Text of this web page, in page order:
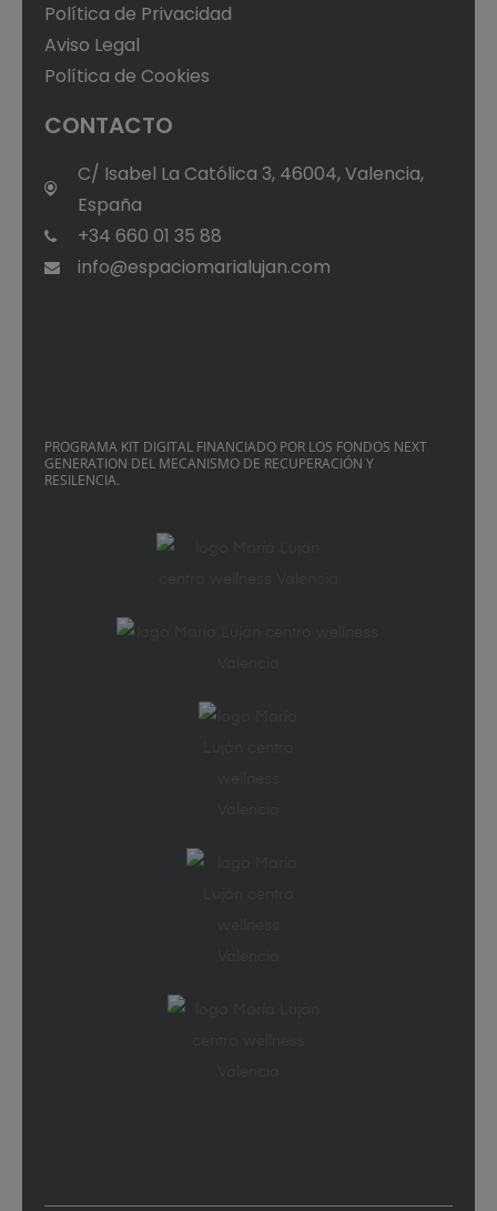
Política de Privacidad
Aviso Legal
Política de Cookies
CONTACTO
C/ Isabel La Católica 3, 46004, Valencia,
España
+34 660 01 35 88
info@espaciomarialujan.com
PROGRAMA KIT DIGITAL FINANCIADO POR LOS FONDOS NEXT
GENERATION DEL MECANISMO DE RECUPERACIÓN Y
RESILENCIA.